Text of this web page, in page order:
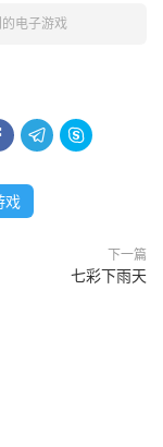
电子游戏
 
戏
下一篇
七彩下雨天